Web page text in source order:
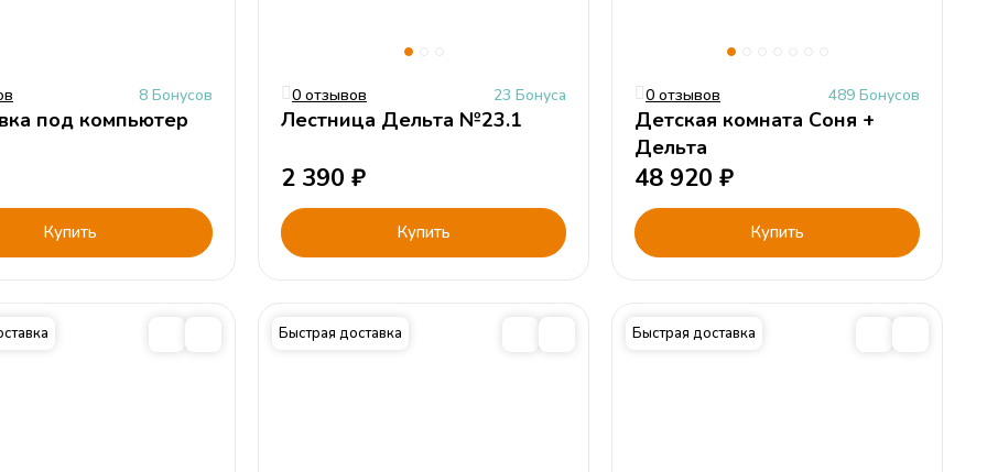
8 Бонусов
под компьютер
Купить
0 отзывов 23 Бонуса
Лестница Дельта №23.1
2 390 ₽
Купить
0 отзывов 489 Бонусов
Детская комната Соня +
Дельта
48 920 ₽
Купить
Быстрая доставка Быстрая доставка